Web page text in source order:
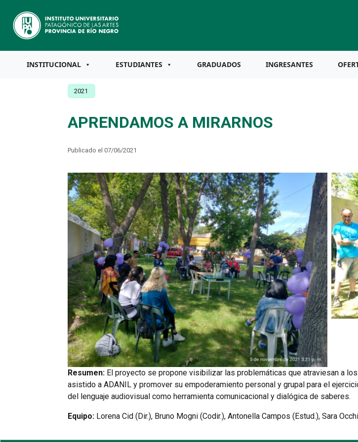
INSTITUCIONAL ESTUDIANTES GRADUADOS INGRESANTES
2021
APRENDAMOS A MIRARNOS
Publicado el 07/06/2021
Sin leyenda
Resumen:El proyecto se propone visibilizar las problemáticas que atraviesan a
asistido a ADANIL y promover su empoderamiento personal y grupal para el
del lenguaje audiovisual como herramienta comunicacional y dialógica de saberes.
Equipo: Lorena Cid (Dir.), Bruno Mogni (Codir.), Antonella Campos (Estud.), Sara